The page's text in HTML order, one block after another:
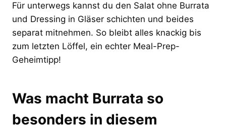
Für unterwegs kannst du den Salat ohne Burrata
und Dressing in Gläser schichten und beides
separat mitnehmen. So bleibt alles knackig bis
zum letzten Löffel, ein echter Meal-Prep-
Geheimtipp!
Was macht Burrata so
besonders in diesem